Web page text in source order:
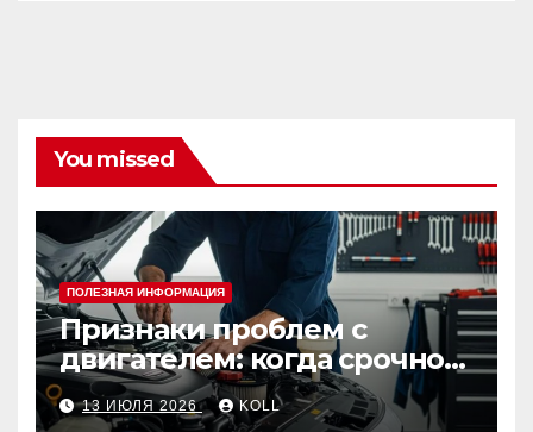
You missed
ПОЛЕЗНАЯ ИНФОРМАЦИЯ
Признаки проблем с
двигателем: когда срочно
ехать в сервис
13 ИЮЛЯ 2026 KOLL